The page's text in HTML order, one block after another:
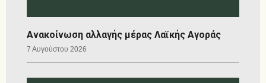
Ανακοίνωση αλλαγής μέρας Λαϊκής Αγοράς
7 Αυγούστου 2026